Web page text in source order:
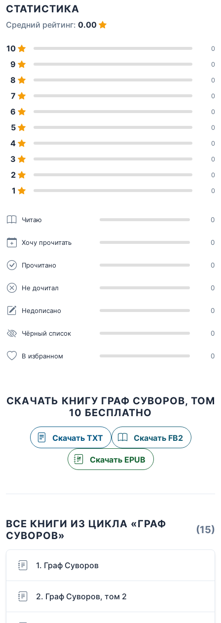
СТАТИСТИКА
Средний рейтинг: 0.00
10 0
9 0
8 0
7 0
6 0
5 0
4 0
3 0
2 0
1 0
Читаю 0
Хочу прочитать 0
Прочитано 0
Не дочитал 0
Недописано 0
Чёрный список 0
В избранном 0
СКАЧАТЬ КНИГУ ГРАФ СУВОРОВ, ТОМ
10 БЕСПЛАТНО
Скачать TXT Скачать FB2
Скачать EPUB
ВСЕ КНИГИ ИЗ ЦИКЛА «ГРАФ
СУВОРОВ»
(15)
1. Граф Суворов
2. Граф Суворов, том 2